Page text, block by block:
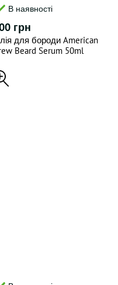
В наявності
грн
для бороди American
Beard Serum 50ml